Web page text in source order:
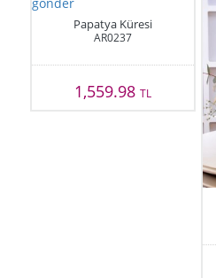
Papatya Küresi
AR0237
1,559.98TL